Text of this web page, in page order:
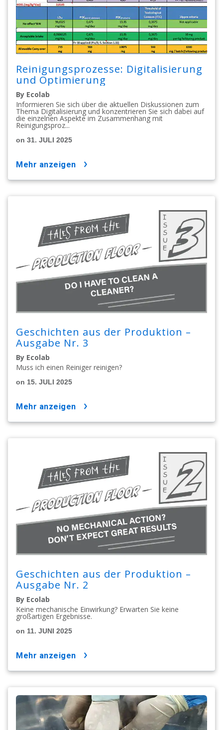
Reinigungsprozesse: Digitalisierung
und Optimierung
By Ecolab
Informieren Sie sich über die aktuellen Diskussionen zum
Thema Digitalisierung und konzentrieren Sie sich dabei auf
die einzelnen Aspekte im Zusammenhang mit
Reinigungsproz...
on 31. JULI 2025
mehr anzeigen
Geschichten aus der Produktion –
Ausgabe Nr. 3
By Ecolab
Muss ich einen Reiniger reinigen?
on 15. JULI 2025
mehr anzeigen
Geschichten aus der Produktion –
Ausgabe Nr. 2
By Ecolab
Keine mechanische Einwirkung? Erwarten Sie keine
großartigen Ergebnisse.
on 11. JUNI 2025
mehr anzeigen